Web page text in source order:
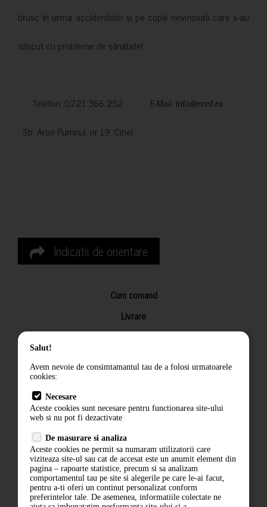
brusc în urma accidentelor și pe copiii nevinovati care s-au
născut cu probleme de sănătate!
Telefon: 0721 366 252 E-Mail: info@mnf.ro
Str. Aron Pumnul, nr 19, Cihei
Indicatii de orientare
Cum comand
Livrare
Returnarea produselor
Termeni si conditii
Politica de confidentialitate
ANPC
Salut!
Avem nevoie de consimtamantul tau de a folosi urmatoarele
cookies:
Necesare
Aceste cookies sunt necesare pentru functionarea site-ului
web si nu pot fi dezactivate
De masurare si analiza
Aceste cookies ne permit sa numaram utilizatorii care
viziteaza site-ul sau cat de accesat este un anumit element din
pagina – rapoarte statistice, precum si sa analizam
comportamentul tau pe site si alegerile pe care le-ai facut,
pentru a-ti oferi un continut personalizat conform
preferintelor tale. De asemenea, informatiile colectate ne